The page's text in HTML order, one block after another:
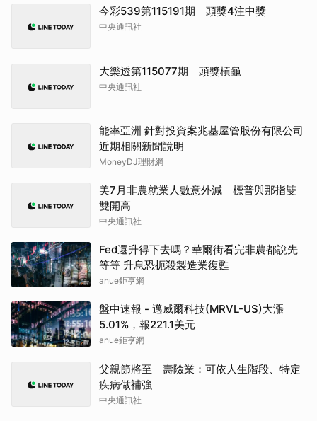
今彩539第115191期 頭獎4注中獎
中央通訊社
大樂透第115077期 頭獎槓龜
中央通訊社
能率亞洲 針對投資案兆基屋管股份有限公司
近期相關新聞說明
MoneyDJ理財網
美7月非農就業人數意外減 標普與那指雙
雙開高
中央通訊社
Fed還升得下去嗎？華爾街看完非農都說先
等等 升息恐扼殺製造業復甦
anue鉅亨網
盤中速報 - 邁威爾科技(MRVL-US)大漲
5.01%，報221.1美元
anue鉅亨網
父親節將至 壽險業：可依人生階段、特定
疾病做補強
中央通訊社